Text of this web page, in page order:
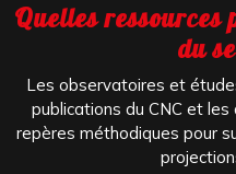
Quelles ressources
du
Les observatoires et
publications du CNC et
repères méthodiques pour